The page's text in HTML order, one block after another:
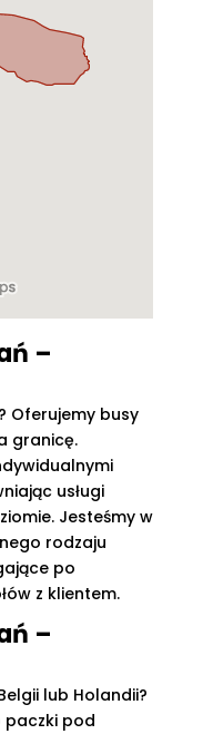
–
Oferujemy busy
granicę.
usługi
Jesteśmy w
rodzaju
po
z klientem.
–
lub Holandii?
paczki pod